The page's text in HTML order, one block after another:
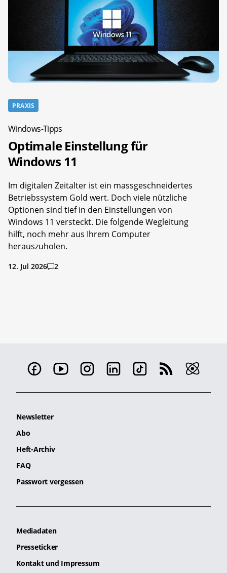
PRAXIS
Windows-Tipps
Optimale Einstellung für
Windows 11
Im digitalen Zeitalter ist ein massgeschneidertes
Betriebssystem Gold wert. Doch viele nützliche
Optionen sind tief in den Einstellungen von
Windows 11 versteckt. Die folgende Wegleitung
hilft, noch mehr aus Ihrem Computer
herauszuholen.
12. Jul 2026 2
Newsletter
Abo
Heft-Archiv
FAQ
Passwort vergessen
Mediadaten
Presseticker
Kontakt und Impressum